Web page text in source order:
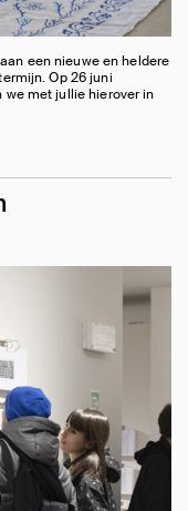
een nieuwe en heldere
Op 26 juni
we met jullie hierover in